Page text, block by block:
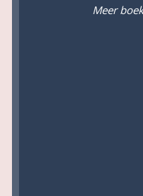
Meer